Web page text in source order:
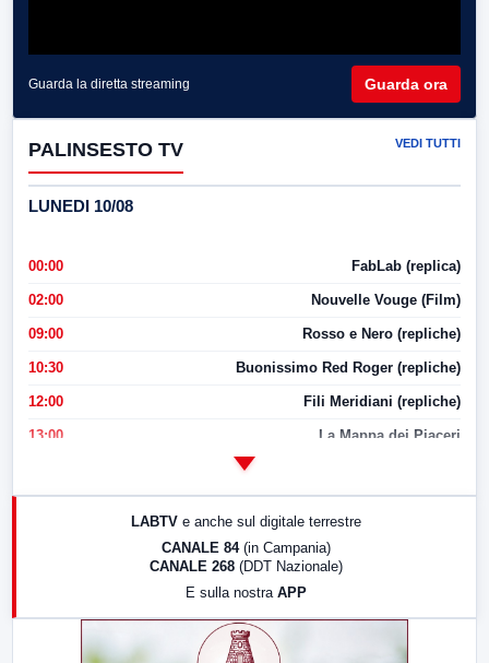
Guarda la diretta streaming Guarda ora
PALINSESTO TV VEDI TUTTI
LUNEDI 10/08
00:00 FabLab (replica)
02:00 Nouvelle Vouge (Film)
09:00 Rosso e Nero (repliche)
10:30 Buonissimo Red Roger (repliche)
12:00 Fili Meridiani (repliche)
13:00 La Mappa dei Piaceri
LABTV e anche sul digitale terrestre
CANALE 84 (in Campania)
CANALE 268 (DDT Nazionale)
E sulla nostra APP